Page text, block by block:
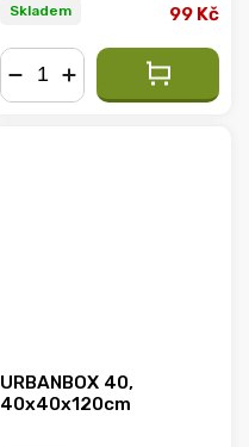
Skladem 99 Kč
URBANBOX 40,
40x40x120cm